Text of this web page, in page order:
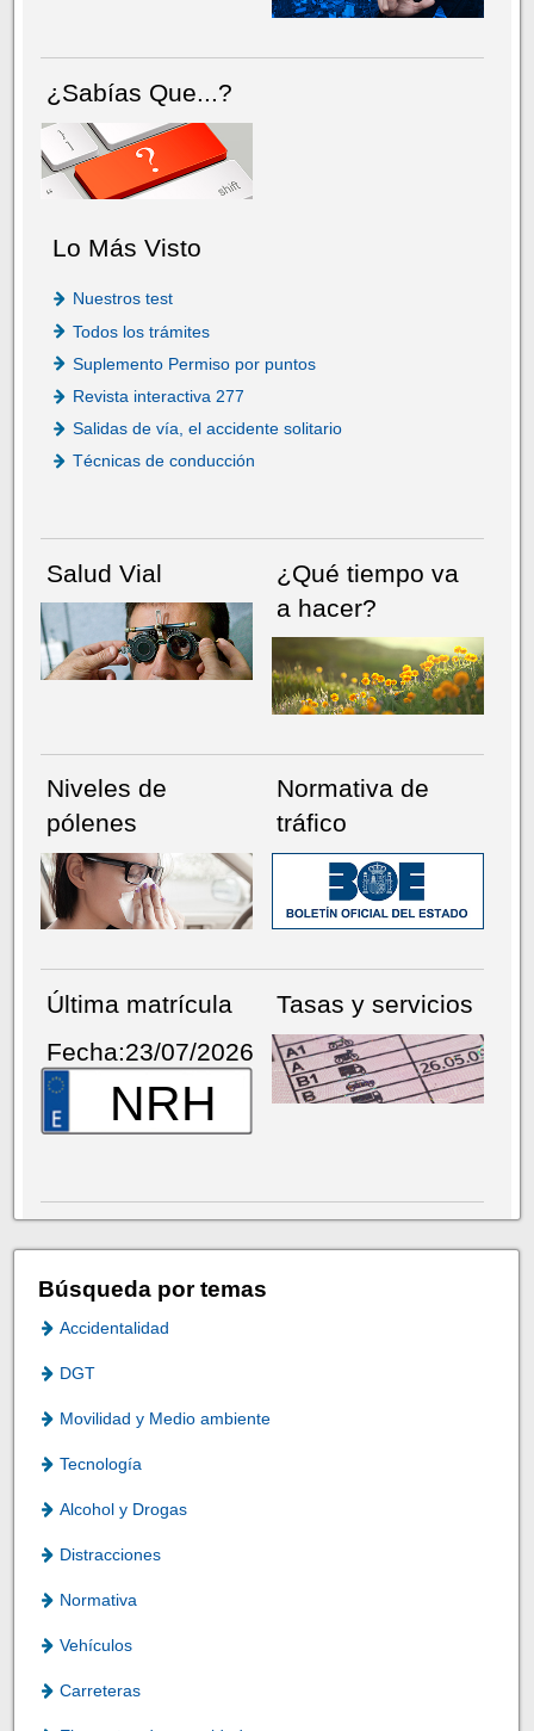
¿Sabías Que...?
Lo Más Visto
Nuestros test
Todos los trámites
Suplemento Permiso por puntos
Revista interactiva 277
Salidas de vía, el accidente solitario
Técnicas de conducción
Salud Vial
¿Qué tiempo va
a hacer?
Niveles de
pólenes
Normativa de
tráfico
Última matrícula
Fecha:23/07/2026
NRH
Tasas y servicios
Búsqueda por temas
Accidentalidad
DGT
Movilidad y Medio ambiente
Tecnología
Alcohol y Drogas
Distracciones
Normativa
Vehículos
Carreteras